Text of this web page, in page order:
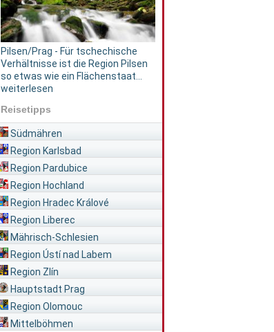
Pilsen/Prag - Für tschechische
Verhältnisse ist die Region Pilsen
so etwas wie ein Flächenstaat...
weiterlesen
Reisetipps
Südmähren
Region Karlsbad
Region Pardubice
Region Hochland
Region Hradec Králové
Region Liberec
Mährisch-Schlesien
Region Ústí nad Labem
Region Zlín
Hauptstadt Prag
Region Olomouc
Mittelböhmen